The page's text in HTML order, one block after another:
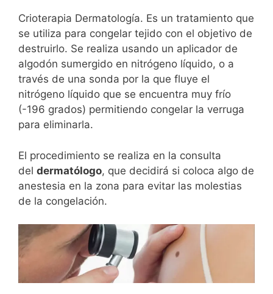
Crioterapia Dermatología. Es un tratamiento que
se utiliza para congelar tejido con el objetivo de
destruirlo. Se realiza usando un aplicador de
algodón sumergido en nitrógeno líquido, o a
través de una sonda por la que fluye el
nitrógeno líquido que se encuentra muy frío
(-196 grados) permitiendo congelar la verruga
para eliminarla.
El procedimiento se realiza en la consulta
del dermatólogo, que decidirá si coloca algo de
anestesia en la zona para evitar las molestias
de la congelación.